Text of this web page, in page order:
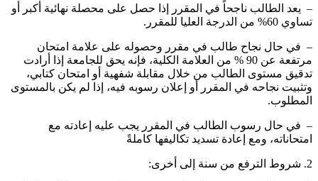
يعد الطالب ناجحاً في المقرر إذا حصل على محصلة نهائية أكبر أو
60% من الدرجة العليا للمقرر.
في حال نجاح طالب في مقرر وحصوله على علامة امتحان
مرتفعة عن 90 % من العلامة الكلية، فإنه يحق للجامعة إذا أرادت
مستوى الطالب من خلال مقابلة شفهية أو امتحان كتابي،
نجاحه في المقرر أو إعلان رسوبه فيه، إذا لم يكن بالمستوى
في حال رسوب الطالب في المقرر يجب عليه إعادته مع
ومع إعادة تسديد تكاليفها كاملةً